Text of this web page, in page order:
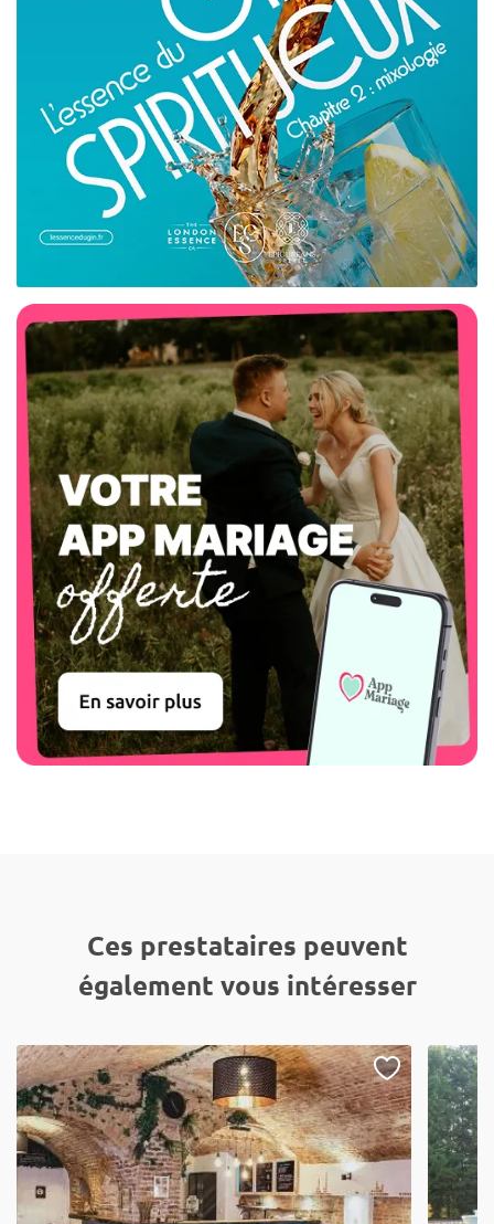
Ces prestataires peuvent
également vous intéresser